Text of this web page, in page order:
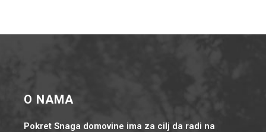
O NAMA
Pokret Snaga domovine ima za cilj da radi na